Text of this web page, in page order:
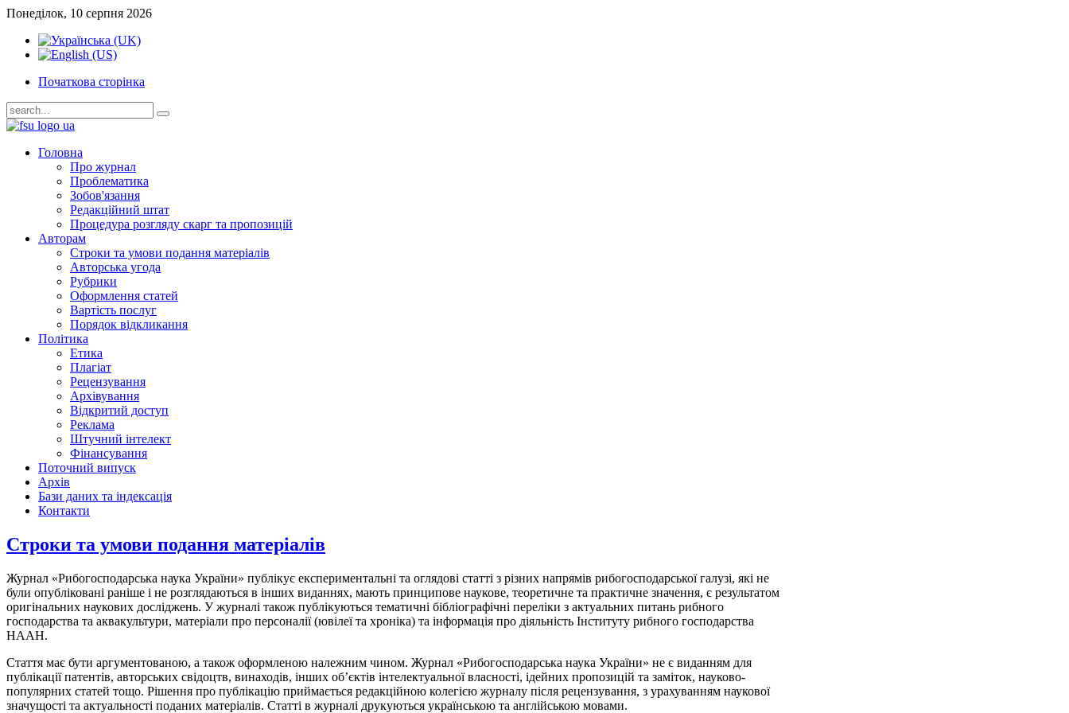
Понеділок, 10 серпня 2026
Початкова сторінка
Головна
Про журнал
Проблематика
Зобов'язання
Редакційний штат
Процедура розгляду скарг та пропозицій
Авторам
Строки та умови подання матеріалів
Авторська угода
Рубрики
Оформлення статей
Вартість послуг
Порядок відкликання
Політика
Етика
Плагіат
Рецензування
Архівування
Відкритий доступ
Реклама
Штучний інтелект
Фінансування
Поточний випуск
Архів
Бази даних та індексація
Контакти
Строки та умови подання матеріалів
Журнал «Рибогосподарська наука України» публікує експериментальні та оглядові статті з різних напрямів рибогосподарської галузі, які не
були опубліковані раніше і не розглядаються в інших виданнях, мають принципове наукове, теоретичне та практичне значення, є результатом
оригінальних наукових досліджень. У журналі також публікуються тематичні бібліографічні переліки з актуальних питань рибного
господарства та аквакультури, матеріали про персоналії (ювілеї та хроніка) та інформація про діяльність Інституту рибного господарства
НААН.
Стаття має бути аргументованою, а також оформленою належним чином. Журнал «Рибогосподарська наука України» не є виданням для
публікації патентів, авторських свідоцтв, винаходів, інших об’єктів інтелектуальної власності, ідейних пропозицій та заміток, науково-
популярних статей тощо. Рішення про публікацію приймається редакційною колегією журналу після рецензування, з урахуванням наукової
значущості та актуальності поданих матеріалів. Статті в журналі друкуються українською та англійською мовами.